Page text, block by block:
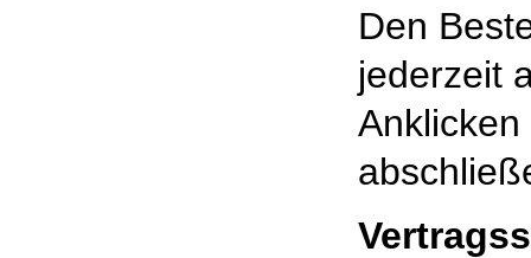
Den
jederzeit